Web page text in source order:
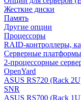
Жесткие диски
Память
Другие опции
Процессоры
RAID-контроллеры,
Серверные
2-процессорные
OpenYard
ASUS RS720 (Rack
SNR
ASUS RS700 (Rack